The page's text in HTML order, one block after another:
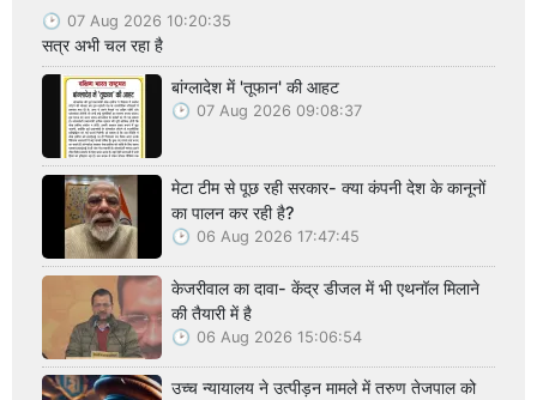
07 Aug 2026 10:20:35
सत्र अभी चल रहा है
बांग्लादेश में 'तूफान' की आहट
07 Aug 2026 09:08:37
मेटा टीम से पूछ रही सरकार- क्या कंपनी देश के कानूनों
का पालन कर रही है?
06 Aug 2026 17:47:45
केजरीवाल का दावा- केंद्र डीजल में भी एथनॉल मिलाने
की तैयारी में है
06 Aug 2026 15:06:54
उच्च न्यायालय ने उत्पीड़न मामले में तरुण तेजपाल को